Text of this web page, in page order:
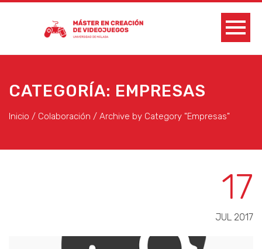
CATEGORÍA: EMPRESAS
Inicio / Colaboración / Archive by Category "Empresas"
17
JUL 2017